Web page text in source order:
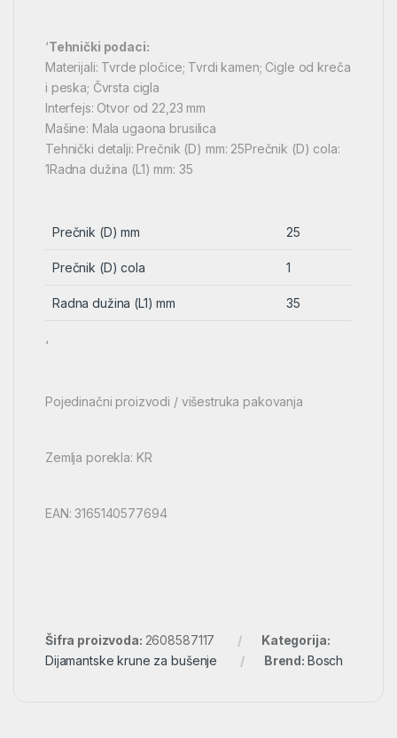
‘Tehnički podaci:
Materijali: Tvrde pločice; Tvrdi kamen; Cigle od kreča
i peska; Čvrsta cigla
Interfejs: Otvor od 22,23 mm
Mašine: Mala ugaona brusilica
Tehnički detalji: Prečnik (D) mm: 25Prečnik (D) cola:
1Radna dužina (L1) mm: 35
Prečnik (D) mm 25
Prečnik (D) cola 1
Radna dužina (L1) mm 35
‘
Pojedinačni proizvodi / višestruka pakovanja
Zemlja porekla: KR
EAN: 3165140577694
Šifra proizvoda: 2608587117
Kategorija:
Dijamantske krune za bušenje
Brend: Bosch